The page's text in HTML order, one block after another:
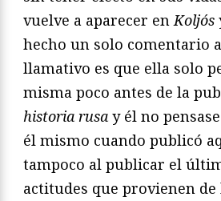
vuelve a aparecer en Koljós
hecho un solo comentario
llamativo es que ella solo
misma poco antes de la
historia rusa y él no
él mismo cuando publicó
tampoco al publicar el
actitudes que provienen de